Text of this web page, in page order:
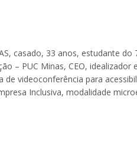
casado, 33 anos, estudante do
– PUC Minas, CEO, idealizador
de videoconferência para
Inclusiva, modalidade